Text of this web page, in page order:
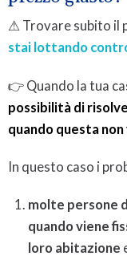
⚠ Trovare subito il
stai lottando
👉 Quando la tua
possibilità di
quando questa
In questo caso i
molte persone
quando viene
loro abitazione